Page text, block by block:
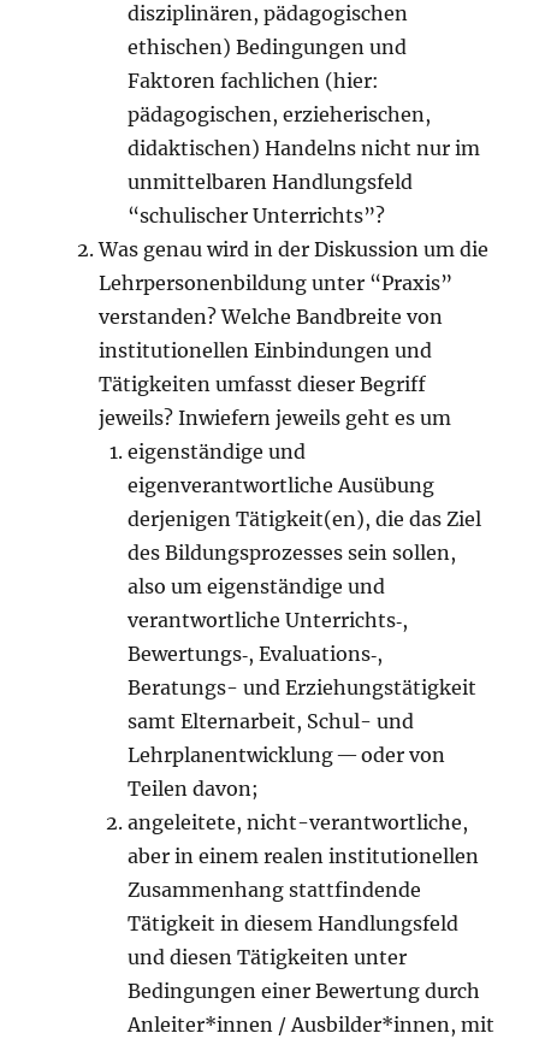
disziplinären, pädagogischen
ethischen) Bedingungen und
Faktoren fachlichen (hier:
pädagogischen, erzieherischen,
didaktischen) Handelns nicht nur im
unmittelbaren Handlungsfeld
“schulischer Unterrichts”?
Was genau wird in der Diskussion um die
Lehrpersonenbildung unter “Praxis”
verstanden? Welche Bandbreite von
institutionellen Einbindungen und
Tätigkeiten umfasst dieser Begriff
jeweils? Inwiefern jeweils geht es um
eigenständige und
eigenverantwortliche Ausübung
derjenigen Tätigkeit(en), die das Ziel
des Bildungsprozesses sein sollen,
also um eigenständige und
verantwortliche Unterrichts‑,
Bewertungs‑, Evaluations‑,
Beratungs- und Erziehungstätigkeit
samt Elternarbeit, Schul- und
Lehrplanentwicklung — oder von
Teilen davon;
angeleitete, nicht-verantwortliche,
aber in einem realen institutionellen
Zusammenhang stattfindende
Tätigkeit in diesem Handlungsfeld
und diesen Tätigkeiten unter
Bedingungen einer Bewertung durch
Anleiter*innen / Ausbilder*innen, mit